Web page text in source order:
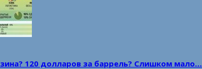
120 долларов за баррель? Слишком мало…